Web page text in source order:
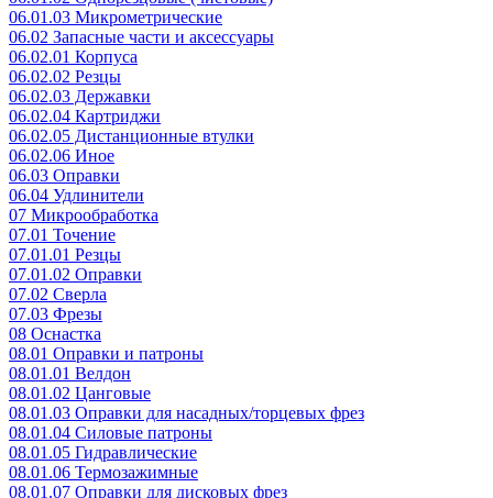
06.01.03 Микрометрические
06.02 Запасные части и аксессуары
06.02.01 Корпуса
06.02.02 Резцы
06.02.03 Державки
06.02.04 Картриджи
06.02.05 Дистанционные втулки
06.02.06 Иное
06.03 Оправки
06.04 Удлинители
07 Микрообработка
07.01 Точение
07.01.01 Резцы
07.01.02 Оправки
07.02 Сверла
07.03 Фрезы
08 Оснастка
08.01 Оправки и патроны
08.01.01 Велдон
08.01.02 Цанговые
08.01.03 Оправки для насадных/торцевых фрез
08.01.04 Силовые патроны
08.01.05 Гидравлические
08.01.06 Термозажимные
08.01.07 Оправки для дисковых фрез